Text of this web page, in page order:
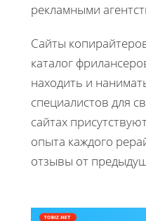
рекламными
Сайты
каталог
находить и
специалистов для
сайтах
опыта каждого
отзывы от